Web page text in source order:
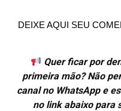
DEIXE AQUI SEU
Quer ficar por
primeira mão? Não
canal no WhatsApp e
no link abaixo para